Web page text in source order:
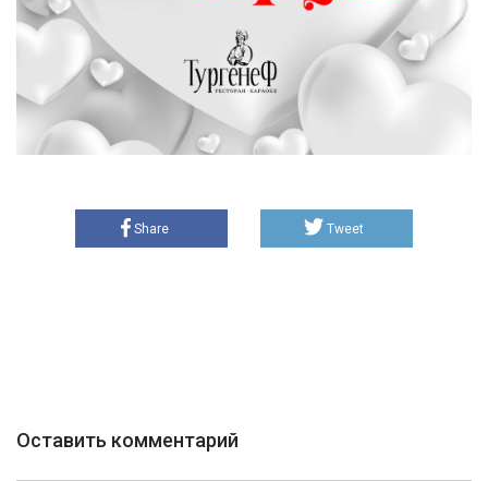
Share Tweet
Оставить комментарий